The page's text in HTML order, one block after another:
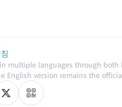
multiple languages through
English version remains the